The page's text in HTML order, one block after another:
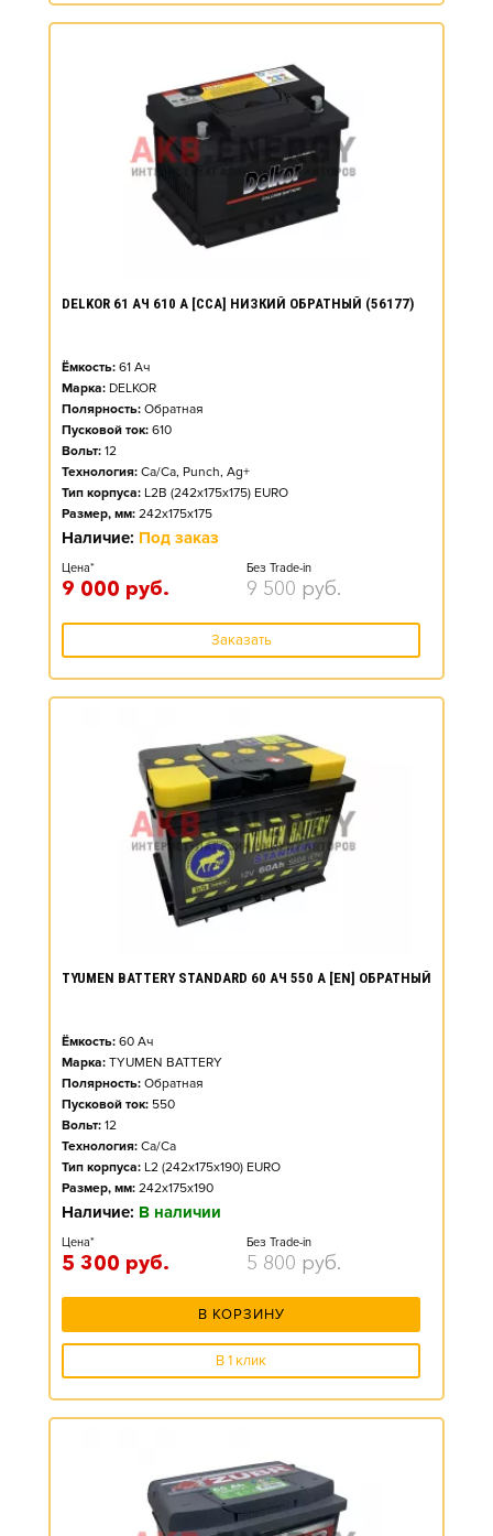
DELKOR 61 АЧ 610 А [CCA] НИЗКИЙ ОБРАТНЫЙ (56177)
Ёмкость: 61 Ач
Марка: DELKOR
Полярность: Обратная
Пусковой ток: 610
Вольт: 12
Технология: Ca/Ca, Punch, Ag+
Тип корпуса: L2B (242x175x175) EURO
Размер, мм: 242x175x175
Наличие: Под заказ
Цена*
9 000 руб.
Без Trade-in
9 500 руб.
Заказать
TYUMEN BATTERY STANDARD 60 АЧ 550 А [EN] ОБРАТНЫЙ
Ёмкость: 60 Ач
Марка: TYUMEN BATTERY
Полярность: Обратная
Пусковой ток: 550
Вольт: 12
Технология: Ca/Ca
Тип корпуса: L2 (242x175x190) EURO
Размер, мм: 242x175x190
Наличие: В наличии
Цена*
5 300 руб.
Без Trade-in
5 800 руб.
В КОРЗИНУ
В 1 клик